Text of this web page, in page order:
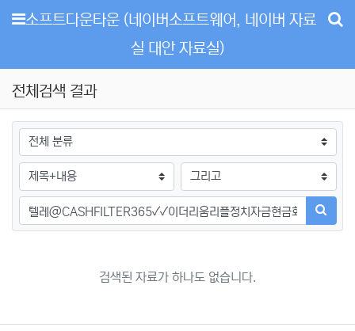
메뉴
소프트다운타운 (네이버소프트웨어, 네이버 자료
실 대안 자료실)
전체검색 결과
그룹
검색조건 검색방법
검색어
검색하
검색된 자료가 하나도 없습니다.